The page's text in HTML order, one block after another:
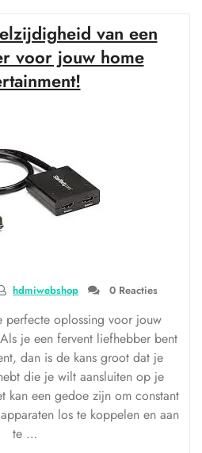
van een
voor jouw home
hdmiwebshop 0 Reacties
perfecte oplossing voor jouw
je een fervent liefhebber bent
dan is de kans groot dat je
die je wilt aansluiten op je
kan een gedoe zijn om constant
los te koppelen en aan
te …